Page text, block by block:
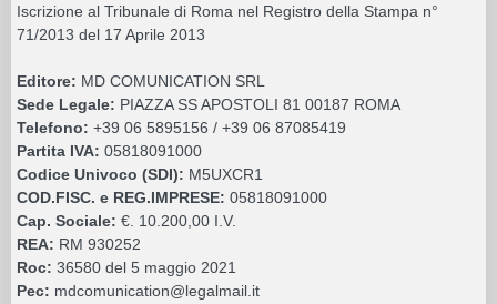
Iscrizione al Tribunale di Roma nel Registro della Stampa n°
71/2013 del 17 Aprile 2013
Editore: MD COMUNICATION SRL
Sede Legale: PIAZZA SS APOSTOLI 81 00187 ROMA
Telefono: +39 06 5895156 / +39 06 87085419
Partita IVA: 05818091000
Codice Univoco (SDI): M5UXCR1
COD.FISC. e REG.IMPRESE: 05818091000
Cap. Sociale: €. 10.200,00 I.V.
REA: RM 930252
Roc: 36580 del 5 maggio 2021
Pec: mdcomunication@legalmail.it